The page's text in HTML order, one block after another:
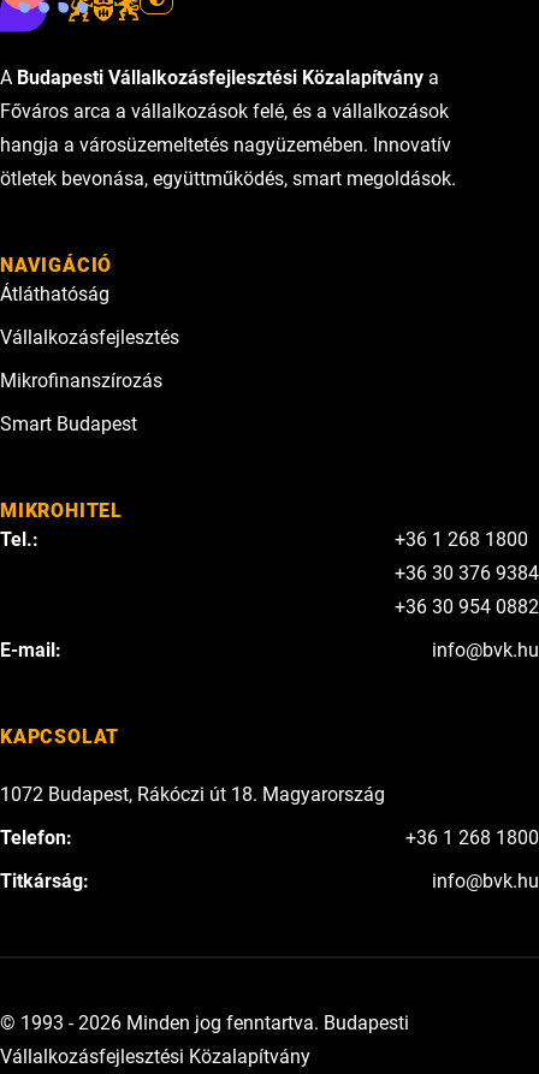
A Budapesti Vállalkozásfejlesztési Közalapítvány a
Főváros arca a vállalkozások felé, és a vállalkozások
hangja a városüzemeltetés nagyüzemében. Innovatív
ötletek bevonása, együttműködés, smart megoldások.
NAVIGÁCIÓ
Átláthatóság
Vállalkozásfejlesztés
Mikrofinanszírozás
Smart Budapest
MIKROHITEL
Tel.:
+36 1 268 1800
+36 30 376 9384
+36 30 954 0882
E-mail:
info@bvk.hu
KAPCSOLAT
1072 Budapest, Rákóczi út 18. Magyarország
Telefon:
+36 1 268 1800
Titkárság:
info@bvk.hu
© 1993 - 2026 Minden jog fenntartva. Budapesti
Vállalkozásfejlesztési Közalapítvány